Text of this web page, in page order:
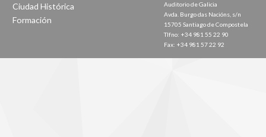
Ciudad Histórica
Formación
Auditorio de Galicia
Avda. Burgo das Nacións, s/n
15705 Santiago de Compostela
Tlfno: +34 981 55 22 90
Fax: +34 981 57 22 92